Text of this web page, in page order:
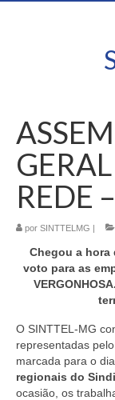
REDE
por SINTTELMG |
Chegou a hora
voto para as
O SINTTEL-MG
representadas
marcada para o dia
regionais do
ocasião, os